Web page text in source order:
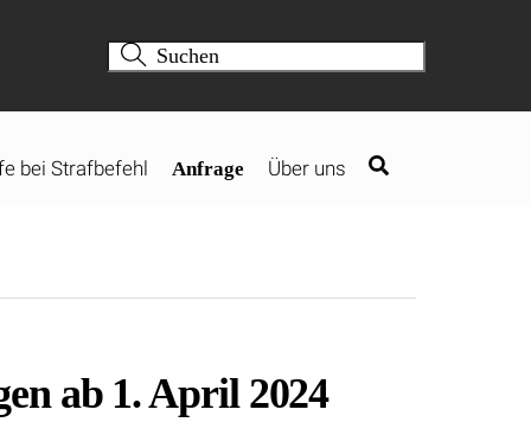
bei Strafbefehl Anfrage Über uns
ab 1. April 2024